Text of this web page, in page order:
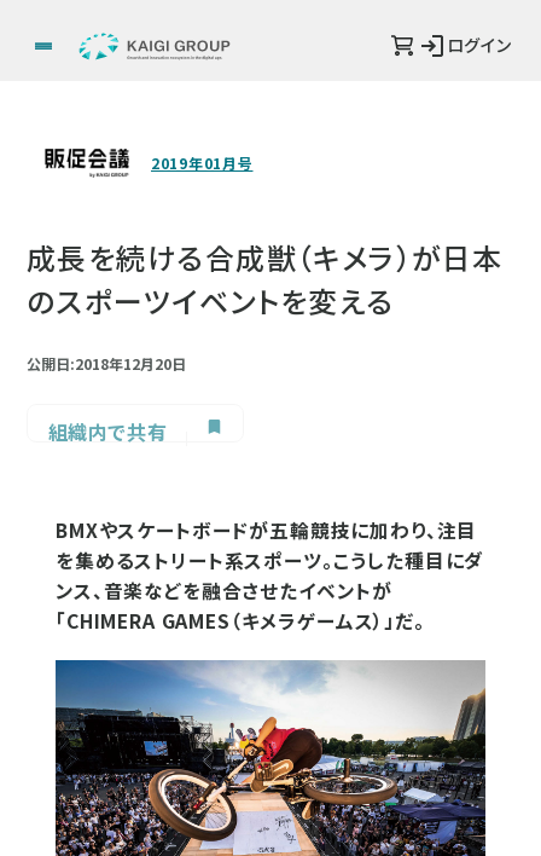
ログイン
2019年01月号
成長を続ける合成獣（キメラ）が日本
のスポーツイベントを変える
公開日:2018年12月20日
組織内で共有
BMXやスケートボードが五輪競技に加わり、注目
を集めるストリート系スポーツ。こうした種目にダ
ンス、音楽などを融合させたイベントが
「CHIMERA GAMES（キメラゲームス）」だ。